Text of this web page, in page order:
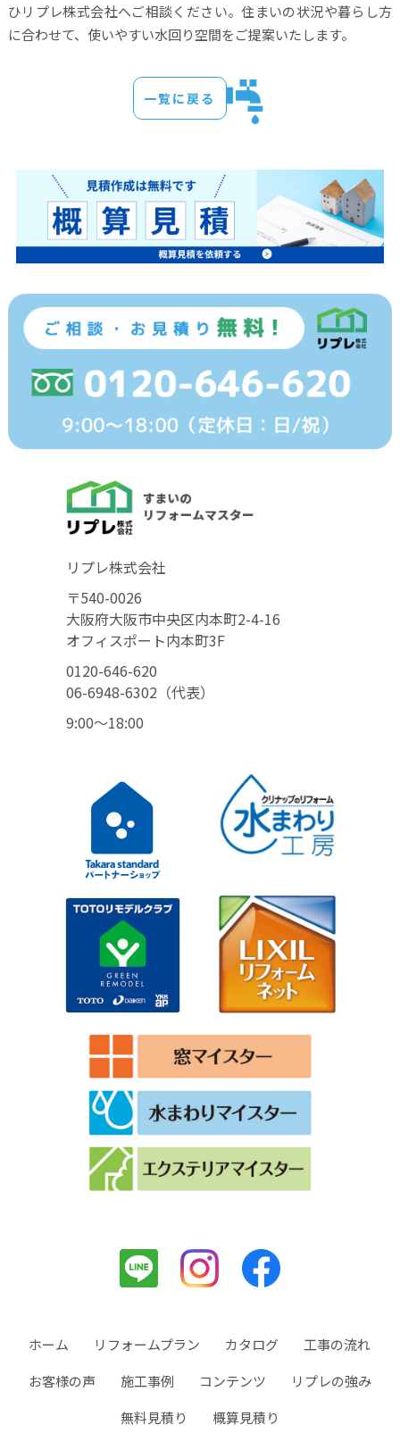
ひリプレ株式会社へご相談ください。住まいの状況や暮らし方
に合わせて、使いやすい水回り空間をご提案いたします。
一覧に戻る
リプレ株式会社
〒540-0026
大阪府大阪市中央区内本町2-4-16
オフィスポート内本町3F
0120-646-620
06-6948-6302（代表）
9:00〜18:00
ホーム リフォームプラン カタログ
工事の流れ
お客様の声
施工事例 コンテンツ
リプレの強み
無料見積り
概算見積り